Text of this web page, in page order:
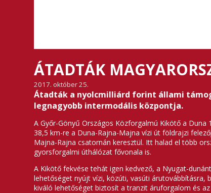
ÁTADTÁK
2017. október 25.
Átadták a nyolcmilliárd forint állami
legnagyobb intermodális központja.
A Győr-Gönyű Országos Közforgalmú Kikötő a
38,5 km-re a Duna-Rajna-Majna vízi út földrajzi
Majna-Rajna csatornán keresztül. Itt halad el több
gyorsforgalmi úthálózat fővonala is.
A Kikötő fekvése tehát igen kedvező, a Nyugat-
lehetőséget nyújt vízi, közúti, vasúti
kiváló lehetőséget biztosít a tranzit áruforgalom és